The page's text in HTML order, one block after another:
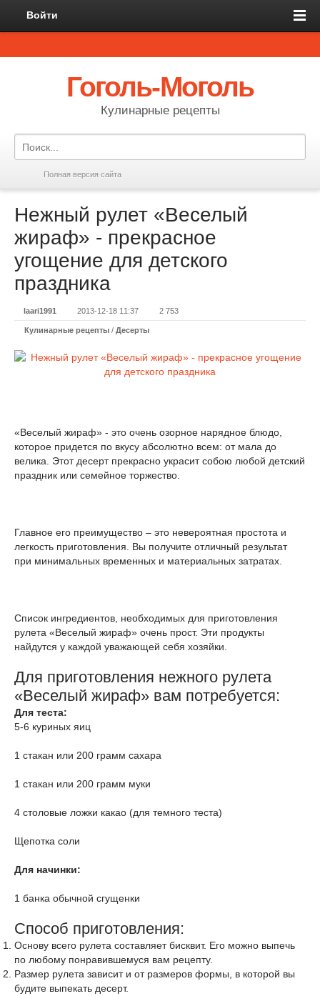
Войти
Гоголь-Моголь
Кулинарные рецепты
Полная версия сайта
Нежный рулет «Веселый
жираф» - прекрасное
угощение для детского
праздника
laari1991 2013-12-18 11:37 2 753
Кулинарные рецепты / Десерты
«Веселый жираф» - это очень озорное нарядное блюдо,
которое придется по вкусу абсолютно всем: от мала до
велика. Этот десерт прекрасно украсит собою любой детский
праздник или семейное торжество.
Главное его преимущество – это невероятная простота и
легкость приготовления. Вы получите отличный результат
при минимальных временных и материальных затратах.
Список ингредиентов, необходимых для приготовления
рулета «Веселый жираф» очень прост. Эти продукты
найдутся у каждой уважающей себя хозяйки.
Для приготовления нежного рулета
«Веселый жираф» вам потребуется:
Для теста:
5-6 куриных яиц
1 стакан или 200 грамм сахара
1 стакан или 200 грамм муки
4 столовые ложки какао (для темного теста)
Щепотка соли
Для начинки:
1 банка обычной сгущенки
Способ приготовления:
Основу всего рулета составляет бисквит. Его можно выпечь
по любому понравившемуся вам рецепту.
Размер рулета зависит и от размеров формы, в которой вы
будите выпекать десерт.